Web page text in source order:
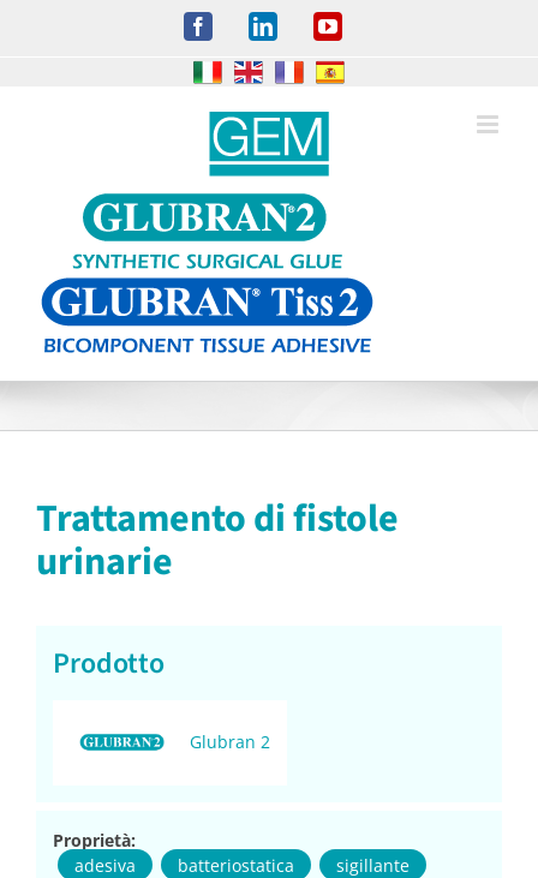
FacebookLinkedInYouTube
Trattamento di fistole
urinarie
Prodotto
Glubran 2
Proprietà:
adesiva
batteriostatica sigillante